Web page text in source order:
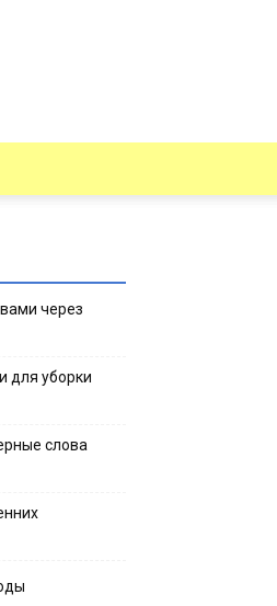
через
для уборки
слова